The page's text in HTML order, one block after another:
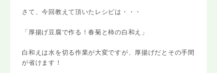
さて、今回教えて頂いたレシピは・・・
「厚揚げ豆腐で作る！春菊と柿の白和え」
白和えは水を切る作業が大変ですが、厚揚げだとその手間
が省けます！